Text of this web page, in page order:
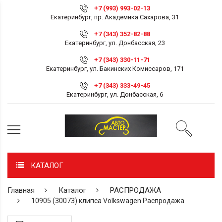
+7 (993) 993-02-13
Екатеринбург, пр. Академика Сахарова, 31
+7 (343) 352-82-88
Екатеринбург, ул. Донбасская, 23
+7 (343) 330-11-71
Екатеринбург, ул. Бакинских Комиссаров, 171
+7 (343) 333-49-45
Екатеринбург, ул. Донбасская, 6
КАТАЛОГ
Главная Каталог РАСПРОДАЖА
10905 (30073) клипса Volkswagen Распродажа